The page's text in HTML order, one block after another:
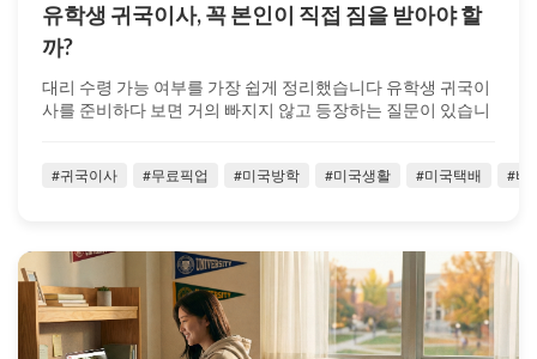
유학생 귀국이사, 꼭 본인이 직접 짐을 받아야 할
까?
대리 수령 가능 여부를 가장 쉽게 정리했습니다 유학생 귀국이
사를 준비하다 보면 거의 빠지지 않고 등장하는 질문이 있습니
#귀국이사 #무료픽업 #미국방학 #미국생활 #미국택배 #벼